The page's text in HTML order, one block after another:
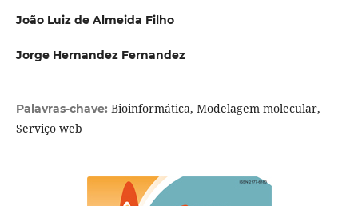
João Luiz de Almeida Filho
Jorge Hernandez Fernandez
Palavras-chave: Bioinformática, Modelagem molecular,
Serviço web